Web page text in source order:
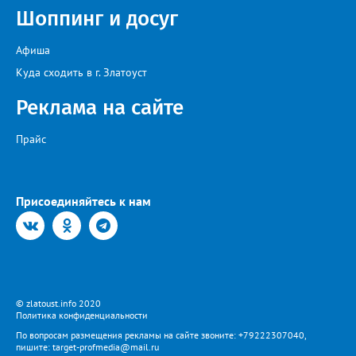
Прованса не любит «вкусную» почву. Добавляйте в посадочную
яму гравий и песок – требуется хороший дренаж. В первый год
Екатерина рекомендует цветы убирать, чтобы силы куста
пошли на наращивание корневой системы. А со второго года
пусть лаванда цветёт во всю силу! Фото: Екатерина Бойко,
ВКОНТАКТЕ https://vk.com/newszlatoust74
Шоппинг и досуг
Афиша
Куда сходить в г. Златоуст
Реклама на сайте
Прайс
Присоединяйтесь к нам
© zlatoust.info 2020
Политика конфиденциальности
По вопросам размещения рекламы на сайте звоните: +79222307040,
пишите: target-profmedia@mail.ru